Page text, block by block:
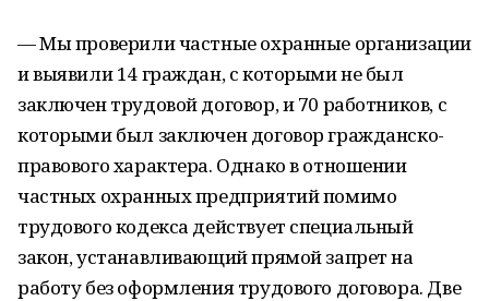
— Мы проверили частные охранные организации
и выявили 14 граждан, с которыми не был
заключен трудовой договор, и 70 работников, с
которыми был заключен договор гражданско-
правового характера. Однако в отношении
частных охранных предприятий помимо
трудового кодекса действует специальный
закон, устанавливающий прямой запрет на
работу без оформления трудового договора. Две